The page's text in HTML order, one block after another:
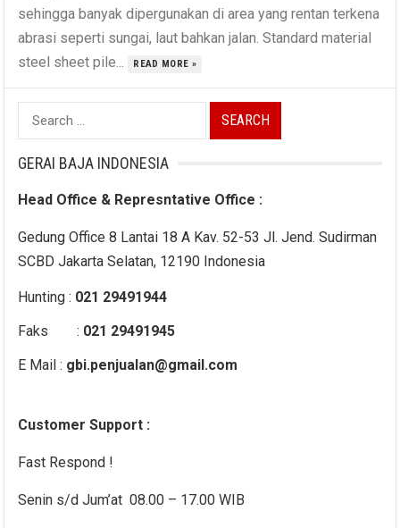
sehingga banyak dipergunakan di area yang rentan terkena
abrasi seperti sungai, laut bahkan jalan. Standard material
steel sheet pile...
READ MORE »
Search
for:
GERAI BAJA INDONESIA
Head Office & Represntative Office :
Gedung Office 8 Lantai 18 A Kav. 52-53 Jl. Jend. Sudirman
SCBD Jakarta Selatan, 12190 Indonesia
Hunting : 021 29491944
Faks : 021 29491945
E Mail : gbi.penjualan@gmail.com
Customer Support :
Fast Respond !
Senin s/d Jum’at 08.00 – 17.00 WIB